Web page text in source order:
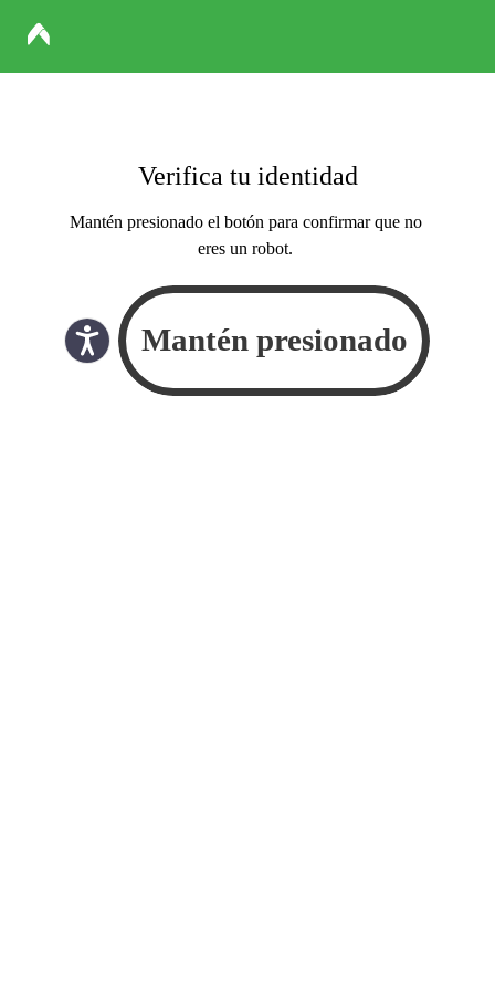
Verifica tu identidad
Mantén presionado el botón para confirmar que no
eres un robot.